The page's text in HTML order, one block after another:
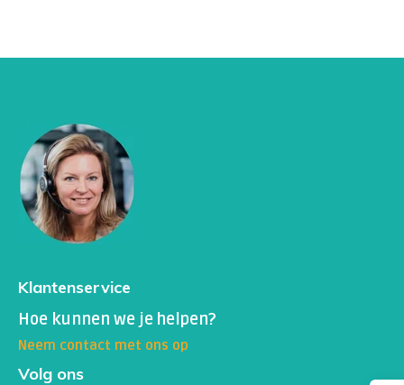
Klantenservice
Hoe kunnen we je helpen?
Neem contact met ons op
Volg ons